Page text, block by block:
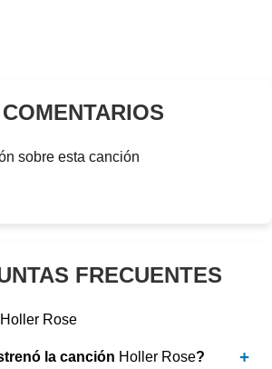
sobre esta canción
FRECUENTES
Holler Rose
la canción Holler Rose?